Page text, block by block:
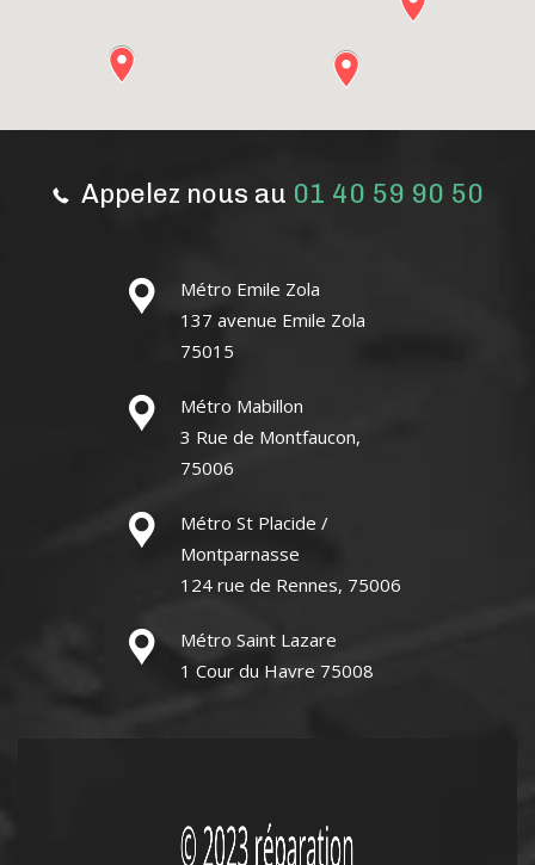
Appelez nous au 01 40 59 90 50
Métro Emile Zola
137 avenue Emile Zola
75015
Métro Mabillon
3 Rue de Montfaucon,
75006
Métro St Placide /
Montparnasse
124 rue de Rennes, 75006
Métro Saint Lazare
1 Cour du Havre 75008